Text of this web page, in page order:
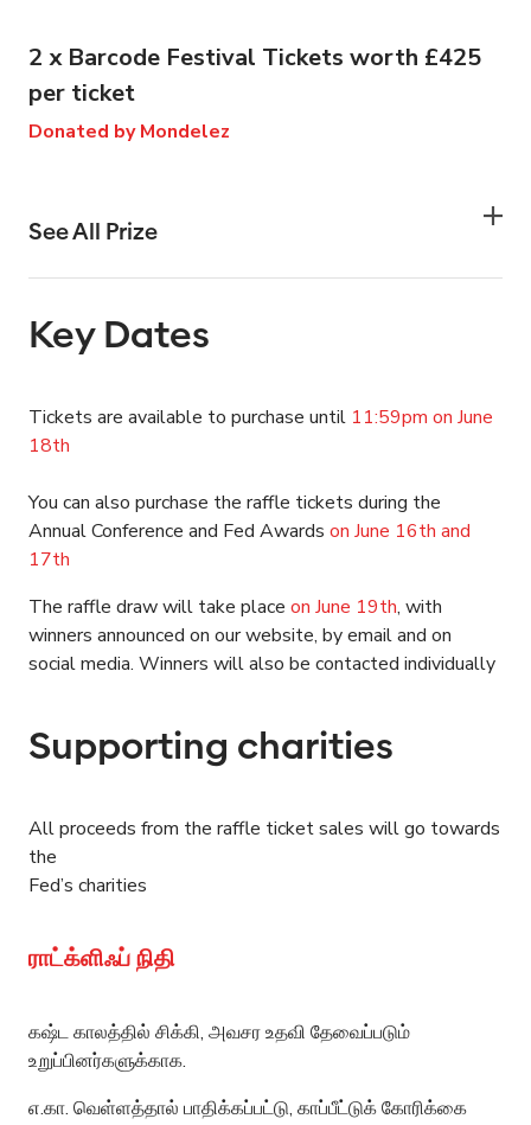
2 x Barcode Festival Tickets worth £425
per ticket
Donated by Mondelez
See All Prize
Key Dates
Tickets are available to purchase until 11:59pm on June
18th
You can also purchase the raffle tickets during the
Annual Conference and Fed Awards on June 16th and
17th
The raffle draw will take place on June 19th, with
winners announced on our website, by email and on
social media. Winners will also be contacted individually
Supporting charities
All proceeds from the raffle ticket sales will go towards
the
Fed’s charities
ராட்க்ளிஃப் நிதி
கஷ்ட காலத்தில் சிக்கி, அவசர உதவி தேவைப்படும்
உறுப்பினர்களுக்காக.
எ.கா. வெள்ளத்தால் பாதிக்கப்பட்டு, காப்பீட்டுக் கோரிக்கை